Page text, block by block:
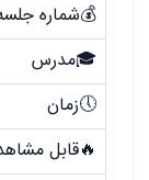
💰شماره
🎓مدرس
🕔زمان
🔥قابل